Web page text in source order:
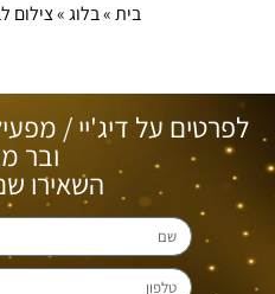
בית»בלוג»צילום
לפרטים על דיג'יי /
ובר
השאירו